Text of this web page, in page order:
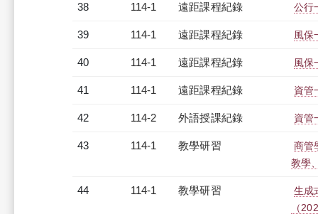
38 114-1 遠距課程紀錄 公行
39 114-1 遠距課程紀錄 風
40 114-1 遠距課程紀錄 風
41 114-1 遠距課程紀錄 資管
42 114-2 外語授課紀錄 資管
43 114-1 教學研習
商管
教學
44 114-1 教學研習
生成
（